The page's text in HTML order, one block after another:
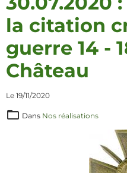
la citation
guerre 14 -
Château
Le 19/11/2020
Dans Nos réalisations